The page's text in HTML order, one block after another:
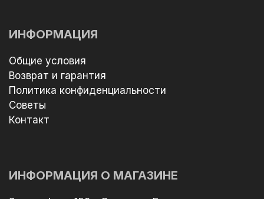
ИНФОРМАЦИЯ
Общие условия
Возврат и гарантия
Политика конфиденциальности
Советы
Контакт
ИНФОРМАЦИЯ О МАГАЗИНЕ